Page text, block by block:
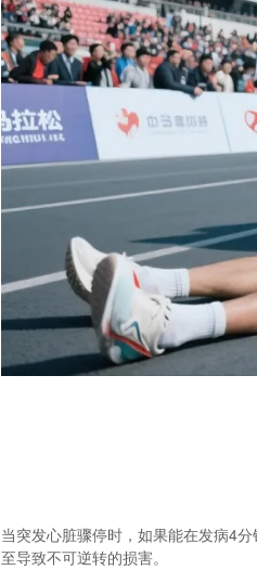
当突发心脏骤停时，如果能在发病4
至导致不可逆转的损害。